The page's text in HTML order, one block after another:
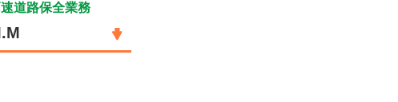
道路保全業務